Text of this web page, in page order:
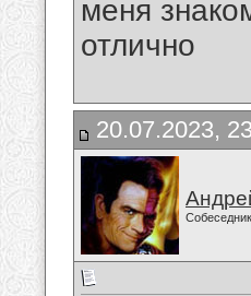
меня
отлично
20.07.2023,
Собеседник